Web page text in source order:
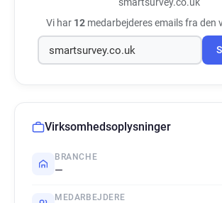
smartsurvey.co.uk
Vi har 12medarbejderes emails fra den
Virksomhedsoplysninger
BRANCHE
—
MEDARBEJDERE